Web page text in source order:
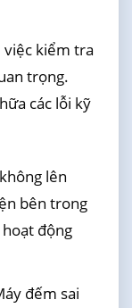
việc kiểm tra
trọng.
các lỗi kỹ
lên
bên trong
động
đếm sai